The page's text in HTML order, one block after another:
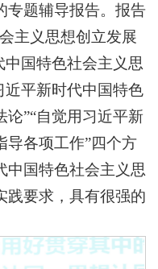
专题辅导报告。报告
主义思想创立发展
中国特色社会主义思
近平新时代中国特色
”“自觉用习近平新
导各项工作”四个方
中国特色社会主义思
践要求，具有很强的